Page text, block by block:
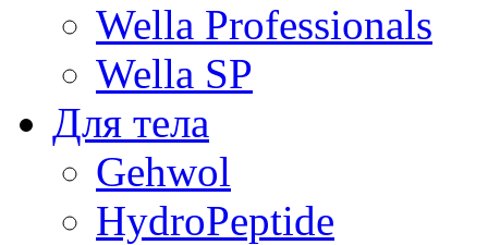
Wella Professionals
Wella SP
Для тела
Gehwol
HydroPeptide